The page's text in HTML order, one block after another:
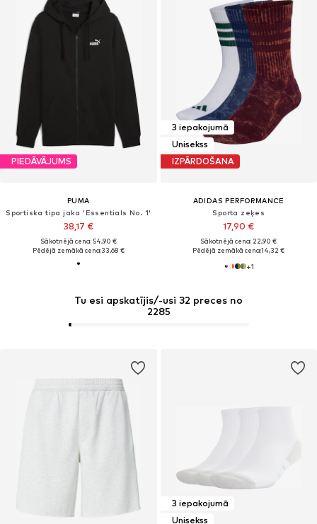
PIEDĀVĀJUMS
PUMA
Sportiska tipa jaka 'Essentials No. 1'
38,17 €
Sākotnējā cena: 54,90 €
Pēdējā zemākā cena:33,68 €
3 iepakojumā
Unisekss
IZPĀRDOŠANA
ADIDAS PERFORMANCE
Sporta zeķes
17,90 €
Sākotnējā cena: 22,90 €
Pēdējā zemākā cena:14,32 €
+1
3 iepakojumā
Unisekss
Tu esi apskatījis/-usi 32 preces no
2285